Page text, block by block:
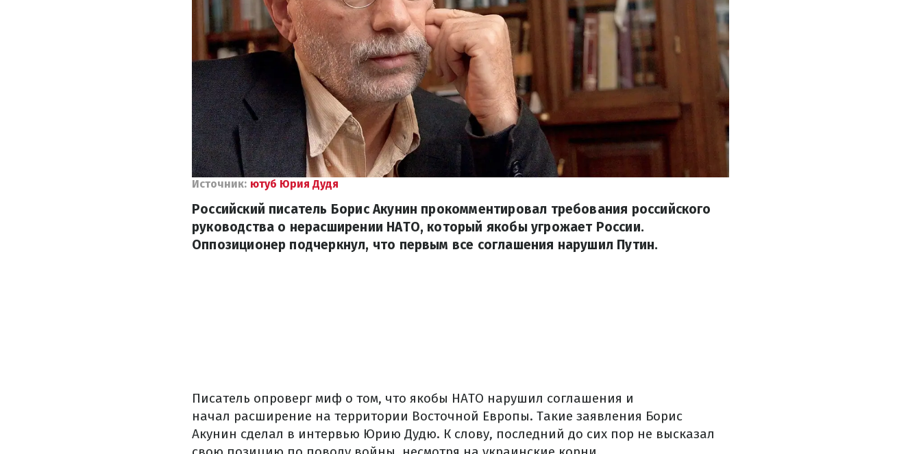
Источник: ютуб Юрия Дудя
Российский писатель Борис Акунин прокомментировал требования российского
руководства о нерасширении НАТО, который якобы угрожает России.
Оппозиционер подчеркнул, что первым все соглашения нарушил Путин.
Писатель опроверг миф о том, что якобы НАТО нарушил соглашения и
начал расширение на территории Восточной Европы. Такие заявления Борис
Акунин сделал в интервью Юрию Дудю. К слову, последний до сих пор не высказал